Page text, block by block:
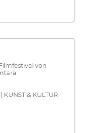
von
KUNST & KULTUR